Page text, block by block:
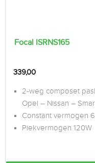
Focal ISRNS165
339,00
2-weg composet
Opel – Nissan –
Constant vermogen
Piekvermogen 120W